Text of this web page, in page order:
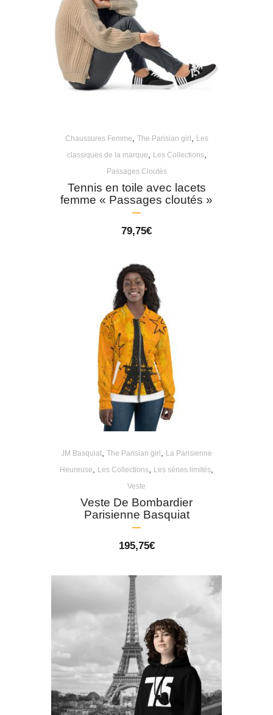
Chaussures Femme The Parisian girl
Les
classiques de la marque
Les Collections,
Passages Cloutés
Tennis en toile avec lacets
femme « Passages cloutés »
79,75€
JM Basquiat The Parisian girl
La Parisienne
Heureuse
Les Collections Les séries limités
Veste
Veste De Bombardier
Parisienne Basquiat
195,75€